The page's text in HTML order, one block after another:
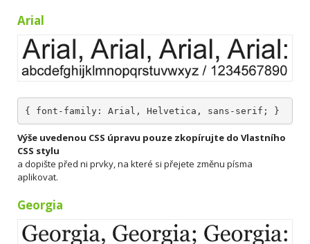
Arial
{ font-family: Arial, Helvetica, sans-serif; }
Výše uvedenou CSS úpravu pouze zkopírujte do Vlastního
CSS stylu
a dopište před ni prvky, na které si přejete změnu písma
aplikovat.
Georgia